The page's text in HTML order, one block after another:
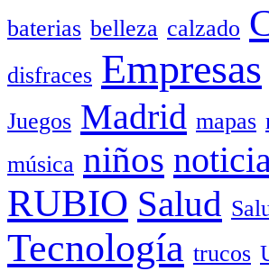
baterias belleza calzado
disfraces Empresas
Juegos Madrid mapas
música niños
RUBIO Salud
Tecnología trucos